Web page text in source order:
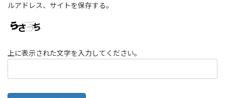
ルアドレス、サイトを保存する。
上に表示された文字を入力してください。